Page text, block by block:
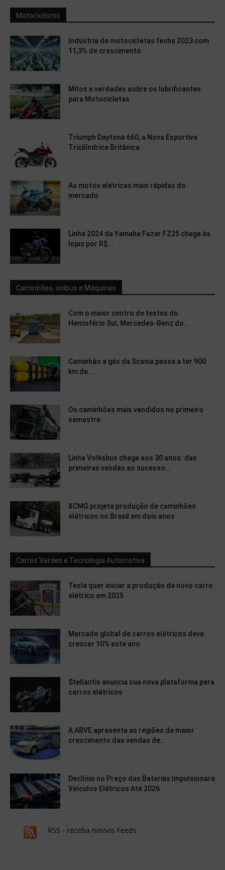
Motociclísmo
Indústria de motocicletas fecha 2023 com
11,3% de crescimento
Mitos e verdades sobre os lubrificantes
para Motocicletas
Triumph Daytona 660, a Nova Esportiva
Tricilíndrica Britânica
As motos elétricas mais rápidas do
mercado
Linha 2024 da Yamaha Fazer FZ25 chega às
lojas por R$...
Caminhões, onibus e Máquinas
Com o maior centro de testes do
Hemisfério Sul, Mercedes-Benz do...
Caminhão a gás da Scania passa a ter 900
km de...
Os caminhões mais vendidos no primeiro
semestre
Linha Volksbus chega aos 30 anos: das
primeiras vendas ao sucesso...
XCMG projeta produção de caminhões
elétricos no Brasil em dois anos
Carros Verdes e Tecnologia Automotiva
Tesla quer iniciar a produção de novo carro
elétrico em 2025
Mercado global de carros elétricos deve
crescer 10% este ano
Stellantis anuncia sua nova plataforma para
carros elétricos
A ABVE apresenta as regiões de maior
crescimento das vendas de...
Declínio no Preço das Baterias Impulsionará
Veículos Elétricos Até 2026
RSS - receba nossos Feeds